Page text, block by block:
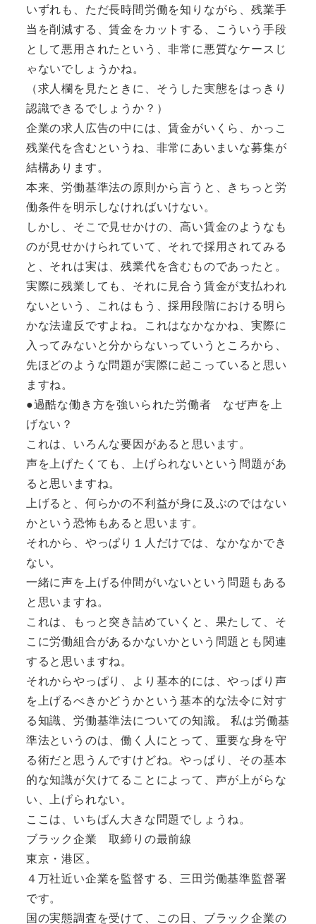
いずれも、ただ長時間労働を知りながら、残業手
当を削減する、賃金をカットする、こういう手段
として悪用されたという、非常に悪質なケースじ
ゃないでしょうかね。
（求人欄を見たときに、そうした実態をはっきり
認識できるでしょうか？）
企業の求人広告の中には、賃金がいくら、かっこ
残業代を含むというね、非常にあいまいな募集が
結構あります。
本来、労働基準法の原則から言うと、きちっと労
働条件を明示しなければいけない。
しかし、そこで見せかけの、高い賃金のようなも
のが見せかけられていて、それで採用されてみる
と、それは実は、残業代を含むものであったと。
実際に残業しても、それに見合う賃金が支払われ
ないという、これはもう、採用段階における明ら
かな法違反ですよね。これはなかなかね、実際に
入ってみないと分からないっていうところから、
先ほどのような問題が実際に起こっていると思い
ますね。
●過酷な働き方を強いられた労働者 なぜ声を上
げない？
これは、いろんな要因があると思います。
声を上げたくても、上げられないという問題があ
ると思いますね。
上げると、何らかの不利益が身に及ぶのではない
かという恐怖もあると思います。
それから、やっぱり１人だけでは、なかなかでき
ない。
一緒に声を上げる仲間がいないという問題もある
と思いますね。
これは、もっと突き詰めていくと、果たして、そ
こに労働組合があるかないかという問題とも関連
すると思いますね。
それからやっぱり、より基本的には、やっぱり声
を上げるべきかどうかという基本的な法令に対す
る知識、労働基準法についての知識。 私は労働基
準法というのは、働く人にとって、重要な身を守
る術だと思うんですけどね。やっぱり、その基本
的な知識が欠けてることによって、声が上がらな
い、上げられない。
ここは、いちばん大きな問題でしょうね。
ブラック企業 取締りの最前線
東京・港区。
４万社近い企業を監督する、三田労働基準監督署
です。
国の実態調査を受けて、この日、ブラック企業の